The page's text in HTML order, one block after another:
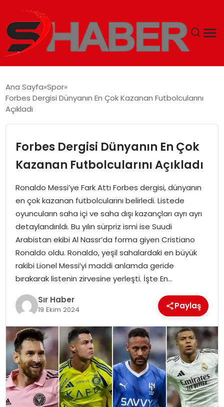
MAGAZIN
EKONOMI
SIYASET
EĞITIM
YAŞAM
Ana Sayfa Spor
Forbes Dergisi Dünyanın En Çok Kazanan Futbolcularını
Açıkladı
Forbes Dergisi Dünyanın En Çok
Kazanan Futbolcularını Açıkladı
Ronaldo Messi’ye Fark Attı Forbes dergisi, dünyanın
en çok kazanan futbolcularını belirledi. Listede
oyuncuların saha içi ve saha dışı kazançları ayrı ayrı
detaylandırıldı. Bu yılın sürpriz ismi ise Suudi
Arabistan ekibi Al Nassr’da forma giyen Cristiano
Ronaldo oldu. Ronaldo, yeşil sahalardaki en büyük
rakibi Lionel Messi’yi maddi anlamda geride
bırakarak listenin zirvesine yerleşti. İşte En…
Sır Haber
19 Ekim 2024 Paylaş